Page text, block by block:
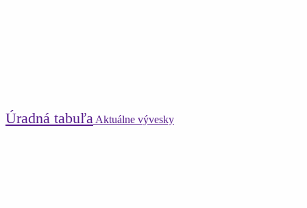
Úradná tabuľa Aktuálne vývesky